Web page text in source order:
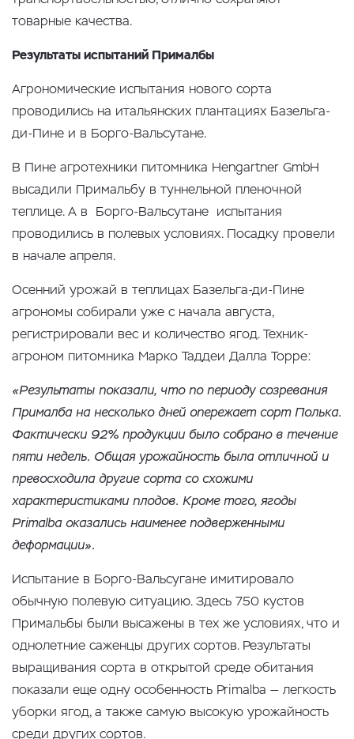
товарные качества.
Результаты испытаний Прималбы
Агрономические испытания нового сорта
проводились на итальянских плантациях Базельга-
ди-Пине и в Борго-Вальсутане.
В Пине агротехники питомника Hengartner GmbH
высадили Примальбу в туннельной пленочной
теплице. А в Борго-Вальсутане испытания
проводились в полевых условиях. Посадку провели
в начале апреля.
Осенний урожай в теплицах Базельга-ди-Пине
агрономы собирали уже с начала августа,
регистрировали вес и количество ягод. Техник-
агроном питомника Марко Таддеи Далла Торре:
«Результаты показали, что по периоду созревания
Прималба на несколько дней опережает сорт Полька.
Фактически 92% продукции было собрано в течение
пяти недель. Общая урожайность была отличной и
превосходила другие сорта со схожими
характеристиками плодов. Кроме того, ягоды
Primalba оказались наименее подверженными
деформации».
Испытание в Борго-Вальсугане имитировало
обычную полевую ситуацию. Здесь 750 кустов
Примальбы были высажены в тех же условиях, что и
однолетние саженцы других сортов. Результаты
выращивания сорта в открытой среде обитания
показали еще одну особенность Primalba — легкость
уборки ягод, а также самую высокую урожайность
среди других сортов.